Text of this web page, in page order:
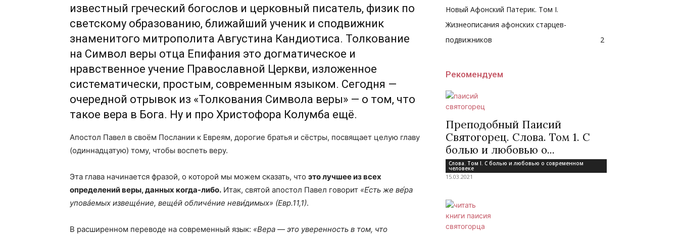
известный греческий богослов и церковный писатель, физик по
светскому образованию, ближайший ученик и сподвижник
знаменитого митрополита Августина Кандиотиса. Толкование
на Символ веры отца Епифания это догматическое и
нравственное учение Православной Церкви, изложенное
систематически, простым, современным языком. Сегодня —
очередной отрывок из «Толкования Символа веры» — о том, что
такое вера в Бога. Ну и про Христофора Колумба ещё.
Апостол Павел в своём Послании к Евреям, дорогие братья и сёстры, посвящает целую главу
(одиннадцатую) тому, чтобы воспеть веру.
Эта глава начинается фразой, о которой мы можем сказать, что это лучшее из всех
определений веры, данных когда-либо. Итак, святой апостол Павел говорит «Е́сть же ве́ра
уповáемых извещéние, вещéй обличéние неви́димых» (Евр.11,1).
В расширенном переводе на современный язык: «Вера — это уверенность в том, что
Новый Афонский Патерик. Том I.
Жизнеописания афонских старцев-
подвижников
2
Рекомендуем
Преподобный Паисий
Святогорец. Слова. Том 1. С
болью и любовью о...
Слова. Том I. С болью и любовью о современном
человеке
15.03.2021